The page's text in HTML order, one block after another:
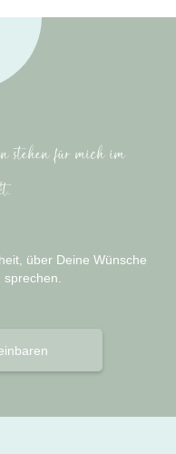
für mich im
über Deine Wünsche
sprechen.